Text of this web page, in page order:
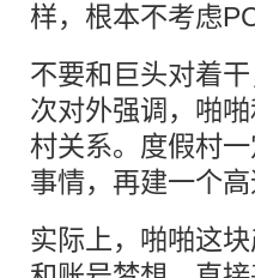
样，根本不考虑
不要和巨头对着
次对外强调，啪
村关系。度假村
事情，再建一个
实际上，啪啪这